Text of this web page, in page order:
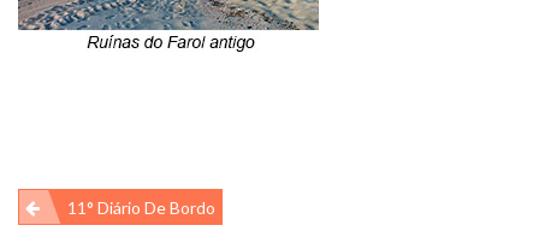
Navegação
11° Diário De Bordo